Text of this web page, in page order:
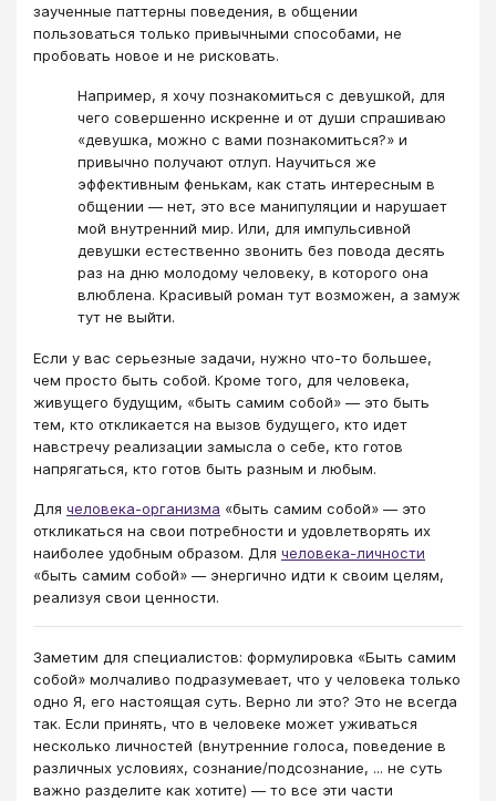
заученные паттерны поведения, в общении
пользоваться только привычными способами, не
пробовать новое и не рисковать.
Например, я хочу познакомиться с девушкой, для
чего совершенно искренне и от души спрашиваю
«девушка, можно с вами познакомиться?» и
привычно получают отлуп. Научиться же
эффективным фенькам, как стать интересным в
общении — нет, это все манипуляции и нарушает
мой внутренний мир. Или, для импульсивной
девушки естественно звонить без повода десять
раз на дню молодому человеку, в которого она
влюблена. Красивый роман тут возможен, а замуж
тут не выйти.
Если у вас серьезные задачи, нужно что-то большее,
чем просто быть собой. Кроме того, для человека,
живущего будущим, «быть самим собой» — это быть
тем, кто откликается на вызов будущего, кто идет
навстречу реализации замысла о себе, кто готов
напрягаться, кто готов быть разным и любым.
Для человека-организма «быть самим собой» — это
откликаться на свои потребности и удовлетворять их
наиболее удобным образом. Для человека-личности
«быть самим собой» — энергично идти к своим целям,
реализуя свои ценности.
Заметим для специалистов: формулировка «Быть самим
собой» молчаливо подразумевает, что у человека только
одно Я, его настоящая суть. Верно ли это? Это не всегда
так. Если принять, что в человеке может уживаться
несколько личностей (внутренние голоса, поведение в
различных условиях, сознание/подсознание, ... не суть
важно разделите как хотите) — то все эти части